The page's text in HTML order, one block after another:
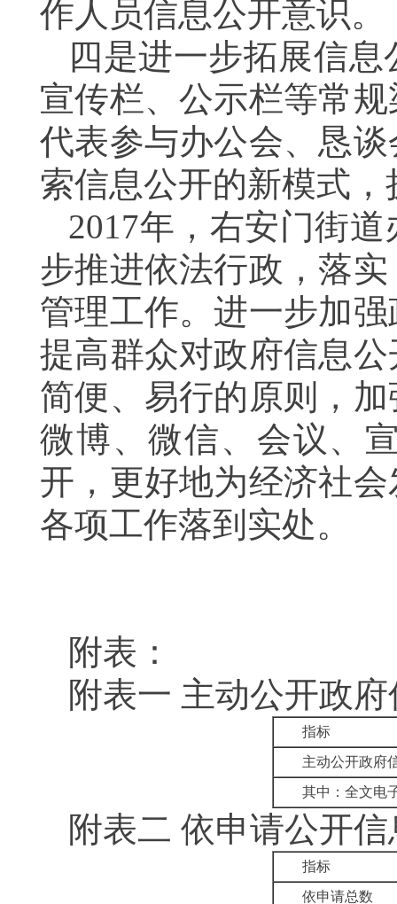
作人员信息公开意识。
四是进一步拓展信
宣传栏、公示栏等常
代表参与办公会、恳
索信息公开的新模式
2017年，右安门街
步推进依法行政，落
管理工作。进一步加
提高群众对政府信息
简便、易行的原则，
微博、微信、会议、
开，更好地为经济社
各项工作落到实处。
附表：
附表一 主动公开政
指标
主动公开政府
其中：全文电
附表二 依申请公开
指标
依申请总数